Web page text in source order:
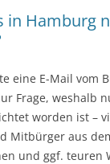
in Hamburg
eine E-Mail vom
Frage, weshalb
worden ist –
Mitbürger aus
und ggf. teuren